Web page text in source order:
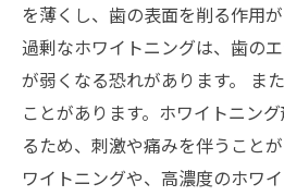
を薄くし、歯の表面を削る作用
過剰なホワイトニングは、歯の
が弱くなる恐れがあります。 ま
ことがあります。ホワイトニン
るため、刺激や痛みを伴うこと
ワイトニングや、高濃度のホワ